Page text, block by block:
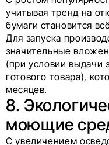
учитывая тренд на
бумаги становится
Для запуска
значительные
(при условии выдачи
готового товара),
месяцев.
8.
моющие
С увеличением